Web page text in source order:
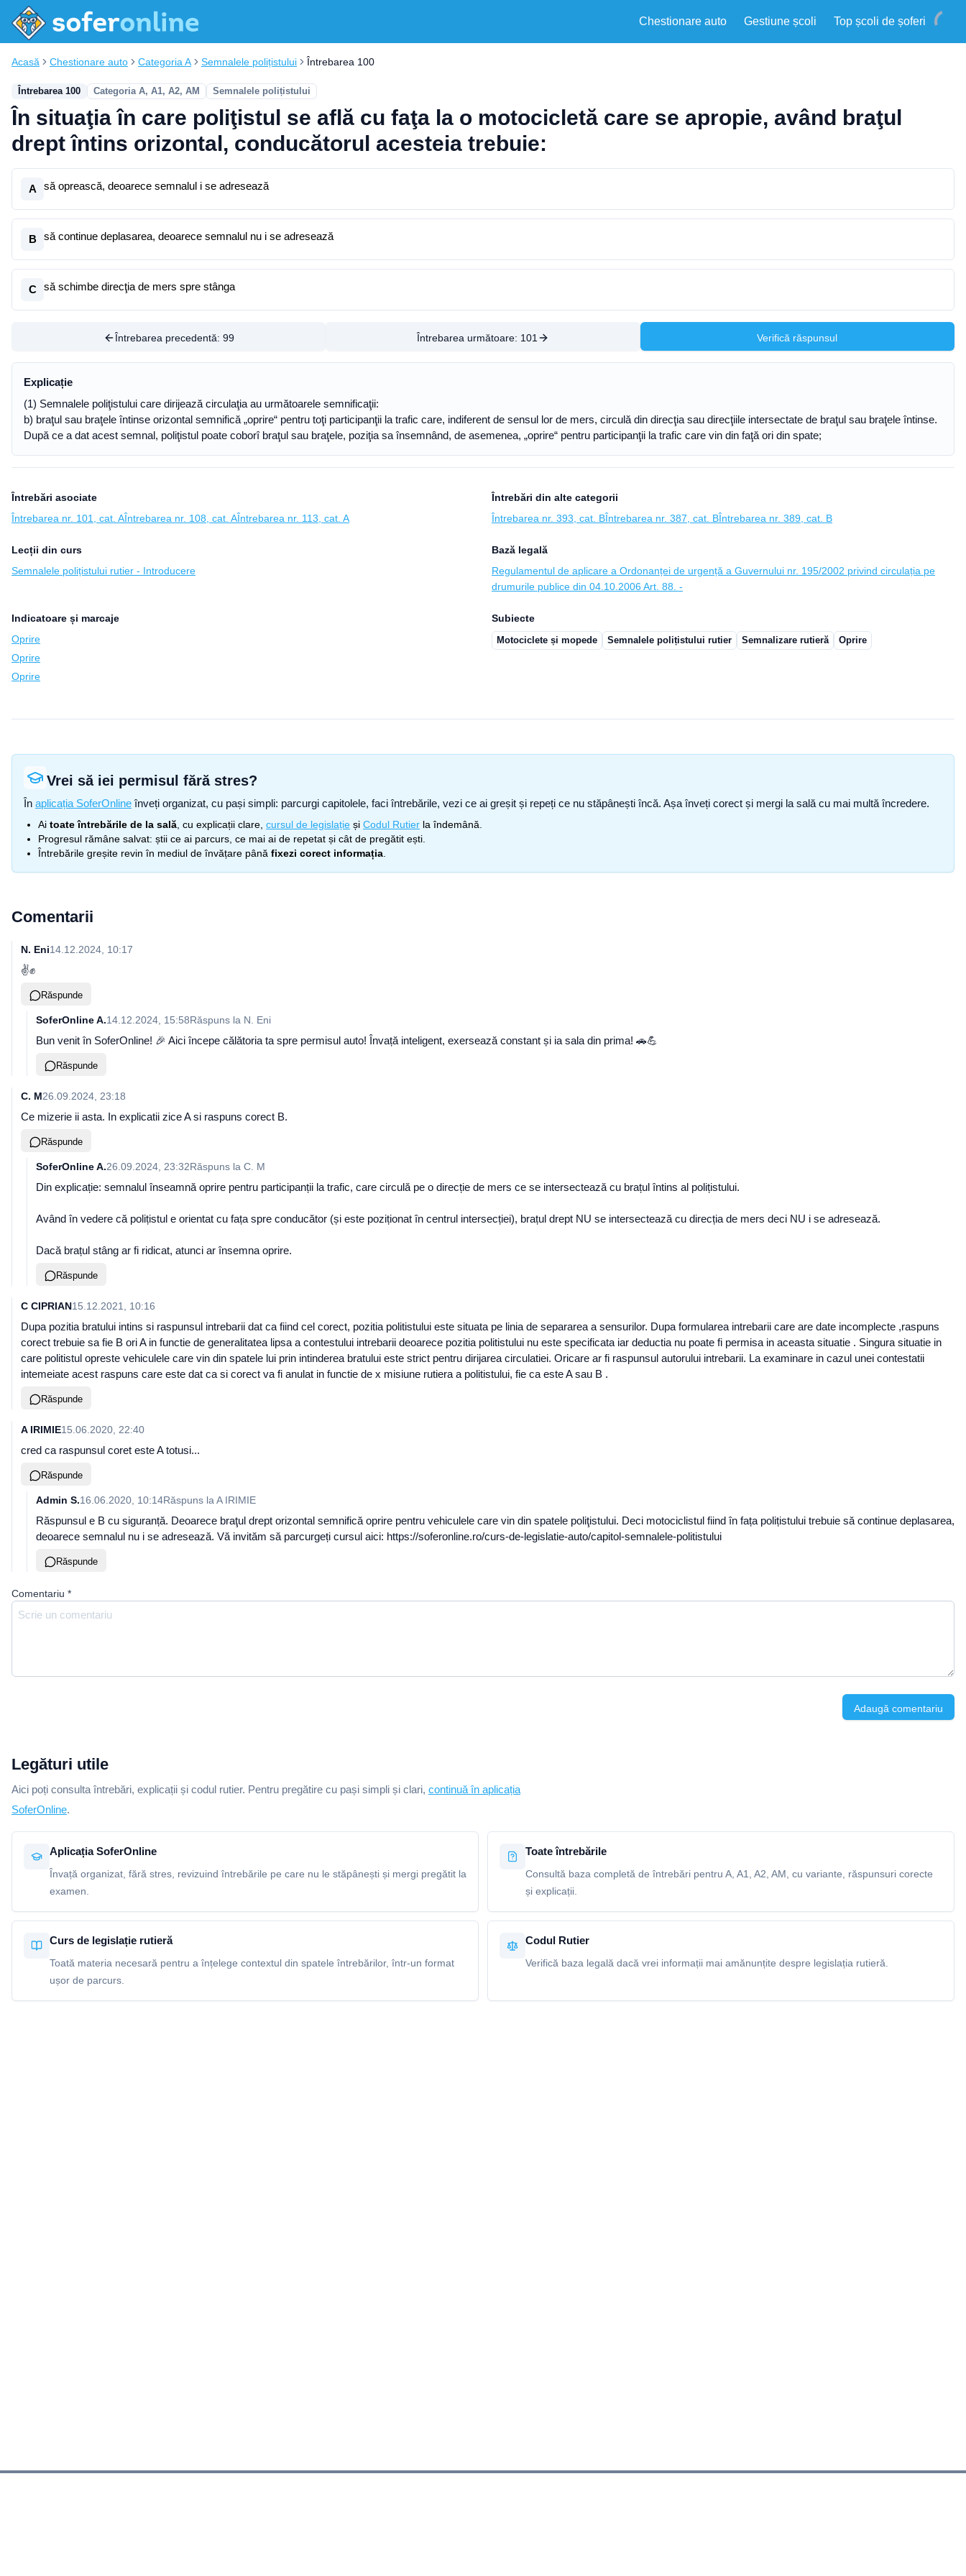
Chestionare auto Gestiune școli Top școli de șoferi
Acasă Chestionare auto Categoria A Semnalele polițistului Întrebarea 100
Întrebarea 100 Categoria A, A1, A2, AM Semnalele polițistului
În situaţia în care poliţistul se află cu faţa la o motocicletă care se apropie, având braţul
drept întins orizontal, conducătorul acesteia trebuie:
A să oprească, deoarece semnalul i se adresează
B să continue deplasarea, deoarece semnalul nu i se adresează
C să schimbe direcţia de mers spre stânga
Întrebarea precedentă: 99 Întrebarea următoare: 101 Verifică răspunsul
Explicație
(1) Semnalele poliţistului care dirijează circulaţia au următoarele semnificaţii:
b) braţul sau braţele întinse orizontal semnifică „oprire“ pentru toţi participanţii la trafic care, indiferent de sensul lor de mers, circulă din direcţia sau direcţiile intersectate de braţul sau braţele întinse.
După ce a dat acest semnal, poliţistul poate coborî braţul sau braţele, poziţia sa însemnând, de asemenea, „oprire“ pentru participanţii la trafic care vin din faţă ori din spate;
Întrebări asociate
Întrebarea nr. 101, cat. AÎntrebarea nr. 108, cat. AÎntrebarea nr. 113, cat. A
Întrebări din alte categorii
Întrebarea nr. 393, cat. BÎntrebarea nr. 387, cat. BÎntrebarea nr. 389, cat. B
Lecții din curs
Semnalele polițistului rutier - Introducere
Bază legală
Regulamentul de aplicare a Ordonanței de urgență a Guvernului nr. 195/2002 privind circulația pe
drumurile publice din 04.10.2006 Art. 88. -
Indicatoare și marcaje
Oprire
Oprire
Oprire
Subiecte
Motociclete și mopede Semnalele polițistului rutier Semnalizare rutieră Oprire
Vrei să iei permisul fără stres?
În aplicația SoferOnline înveți organizat, cu pași simpli: parcurgi capitolele, faci întrebările, vezi ce ai greșit și repeți ce nu stăpânești încă. Așa înveți corect și mergi la sală cu mai multă încredere.
Ai toate întrebările de la sală , cu explicații clare, cursul de legislație și Codul Rutier la îndemână.
Progresul rămâne salvat: știi ce ai parcurs, ce mai ai de repetat și cât de pregătit ești.
Întrebările greșite revin în mediul de învățare până fixezi corect informația
Comentarii
N. Eni14.12.2024, 10:17
✌️✊
Răspunde
SoferOnline A.14.12.2024, 15:58Răspuns la N. Eni
Bun venit în SoferOnline! 🎉 Aici începe călătoria ta spre permisul auto! Învață inteligent, exersează constant și ia sala din prima! 🚗💪
Răspunde
C. M26.09.2024, 23:18
Ce mizerie ii asta. In explicatii zice A si raspuns corect B.
Răspunde
SoferOnline A.26.09.2024, 23:32Răspuns la C. M
Din explicație: semnalul înseamnă oprire pentru participanții la trafic, care circulă pe o direcție de mers ce se intersectează cu brațul întins al polițistului.
Având în vedere că polițistul e orientat cu fața spre conducător (și este poziționat în centrul intersecției), brațul drept NU se intersectează cu direcția de mers deci NU i se adresează.
Dacă brațul stâng ar fi ridicat, atunci ar însemna oprire.
Răspunde
C CIPRIAN15.12.2021, 10:16
Dupa pozitia bratului intins si raspunsul intrebarii dat ca fiind cel corect, pozitia politistului este situata pe linia de separarea a sensurilor. Dupa formularea intrebarii care are date incomplecte ,raspuns
corect trebuie sa fie B ori A in functie de generalitatea lipsa a contestului intrebarii deoarece pozitia politistului nu este specificata iar deductia nu poate fi permisa in aceasta situatie . Singura situatie in
care politistul opreste vehiculele care vin din spatele lui prin intinderea bratului este strict pentru dirijarea circulatiei. Oricare ar fi raspunsul autorului intrebarii. La examinare in cazul unei contestatii
intemeiate acest raspuns care este dat ca si corect va fi anulat in functie de x misiune rutiera a politistului, fie ca este A sau B .
Răspunde
A IRIMIE15.06.2020, 22:40
cred ca raspunsul coret este A totusi...
Răspunde
Admin S.16.06.2020, 10:14Răspuns la A IRIMIE
Răspunsul e B cu siguranță. Deoarece braţul drept orizontal semnifică oprire pentru vehiculele care vin din spatele poliţistului. Deci motociclistul fiind în fața polițistului trebuie să continue deplasarea,
deoarece semnalul nu i se adresează. Vă invităm să parcurgeți cursul aici: https://soferonline.ro/curs-de-legislatie-auto/capitol-semnalele-politistului
Răspunde
Comentariu *
Adaugă comentariu
Legături utile
Aici poți consulta întrebări, explicații și codul rutier. Pentru pregătire cu pași simpli și clari, continuă în aplicația
SoferOnline.
Aplicația SoferOnline
Învață organizat, fără stres, revizuind întrebările pe care nu le stăpânești și mergi pregătit la
examen.
Toate întrebările
Consultă baza completă de întrebări pentru A, A1, A2, AM, cu variante, răspunsuri corecte
și explicații.
Curs de legislație rutieră
Toată materia necesară pentru a înțelege contextul din spatele întrebărilor, într-un format
ușor de parcurs.
Codul Rutier
Verifică baza legală dacă vrei informații mai amănunțite despre legislația rutieră.